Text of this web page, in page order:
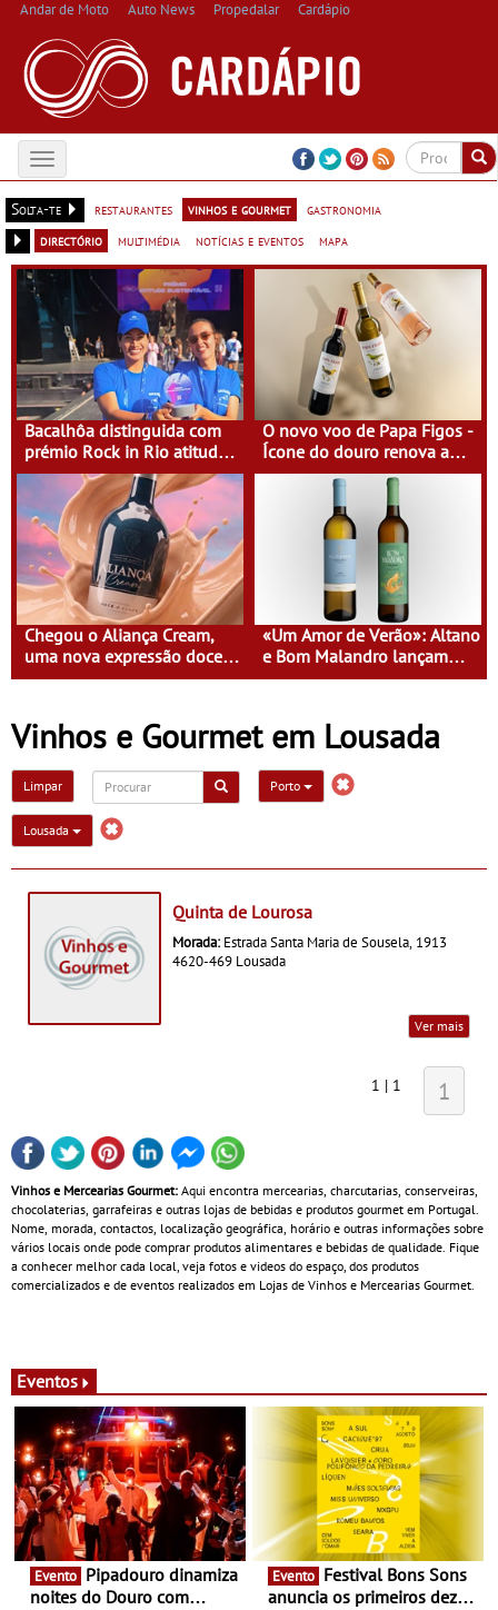
Andar de Moto Auto News Propedalar Cardápio
Toggle
navigation
Solta-te
restaurantes vinhos e gourmet
gastronomia
directório
multimédia notícias e eventos mapa
Bacalhôa distinguida com
prémio Rock in Rio atitude
sustentável
O novo voo de Papa Figos -
Ícone do douro renova a
imagem e afirma a
identidade de uma marca
Chegou o Aliança Cream,
uma nova expressão doce e
suave, para viver todas as
«Um Amor de Verão»: Altano
e Bom Malandro lançam
campanha de verão com
Vinhos e Gourmet em Lousada
Limpar Porto
Lousada
Quinta de Lourosa
Morada: Estrada Santa Maria de Sousela, 1913
4620-469 Lousada
Ver mais
1 | 1 1
Vinhos e Mercearias Gourmet: Aqui encontra mercearias, charcutarias, conserveiras,
chocolaterias, garrafeiras e outras lojas de bebidas e produtos gourmet em Portugal.
Nome, morada, contactos, localização geográfica, horário e outras informações sobre
vários locais onde pode comprar produtos alimentares e bebidas de qualidade. Fique
a conhecer melhor cada local, veja fotos e videos do espaço, dos produtos
comercializados e de eventos realizados em Lojas de Vinhos e Mercearias Gourmet.
Eventos
Evento
noites do Douro com
Evento
anuncia os primeiros dez